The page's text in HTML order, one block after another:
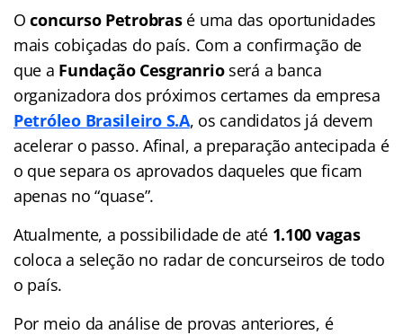
Oconcurso Petrobrasé uma das oportunidades
mais cobiçadas do país. Com a confirmação de
que a Fundação Cesgranrio será a banca
organizadora dos próximos certames da empresa
Petróleo Brasileiro S.A, os candidatos já devem
acelerar o passo. Afinal, a preparação antecipada é
o que separa os aprovados daqueles que ficam
apenas no “quase”.
Atualmente, a possibilidade de até 1.100 vagas
coloca a seleção no radar de concurseiros de todo
o país.
Por meio da análise de provas anteriores, é